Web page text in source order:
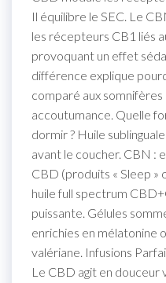
Il équilibre le SEC. Le
les récepteurs CB1 liés
provoquant un effet
différence explique
comparé aux somnifères
accoutumance. Quelle
dormir ? Huile
avant le coucher. CBN :
CBD (produits « Sleep »
huile full spectrum
puissante. Gélules
enrichies en mélatonine
valériane. Infusions
Le CBD agit en douceur